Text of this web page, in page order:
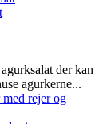
der kan
agurkerne...